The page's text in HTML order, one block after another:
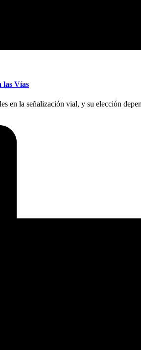
las Vías
en la señalización vial, y su elección